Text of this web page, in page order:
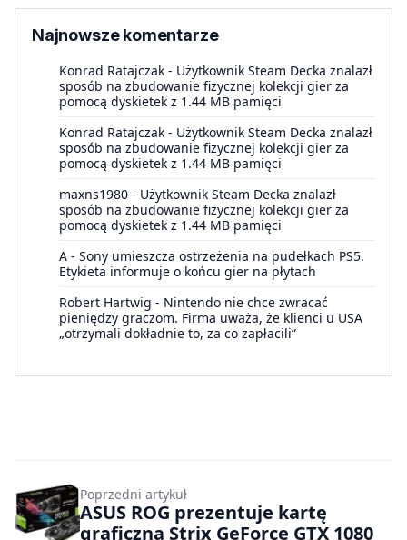
Najnowsze komentarze
Konrad Ratajczak - Użytkownik Steam Decka znalazł
sposób na zbudowanie fizycznej kolekcji gier za
pomocą dyskietek z 1.44 MB pamięci
Konrad Ratajczak - Użytkownik Steam Decka znalazł
sposób na zbudowanie fizycznej kolekcji gier za
pomocą dyskietek z 1.44 MB pamięci
maxns1980 - Użytkownik Steam Decka znalazł
sposób na zbudowanie fizycznej kolekcji gier za
pomocą dyskietek z 1.44 MB pamięci
A - Sony umieszcza ostrzeżenia na pudełkach PS5.
Etykieta informuje o końcu gier na płytach
Robert Hartwig - Nintendo nie chce zwracać
pieniędzy graczom. Firma uważa, że klienci u USA
„otrzymali dokładnie to, za co zapłacili”
Poprzedni artykuł
ASUS ROG prezentuje kartę
graficzną Strix GeForce GTX 1080